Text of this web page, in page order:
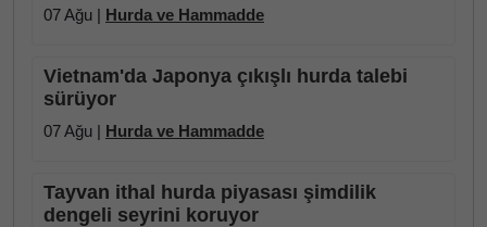
07 Ağu | Hurda ve Hammadde
Vietnam'da Japonya çıkışlı hurda talebi
sürüyor
07 Ağu | Hurda ve Hammadde
Tayvan ithal hurda piyasası şimdilik
dengeli seyrini koruyor